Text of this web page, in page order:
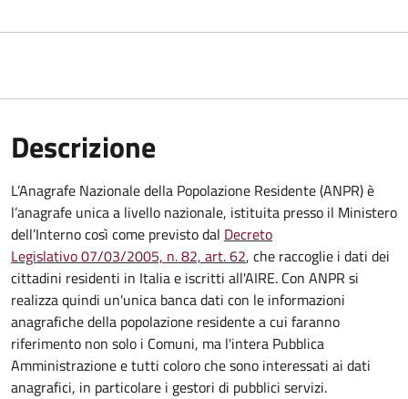
Descrizione
L’Anagrafe Nazionale della Popolazione Residente (ANPR) è
l’anagrafe unica a livello nazionale, istituita presso il Ministero
dell’Interno così come previsto dal Decreto
Legislativo 07/03/2005, n. 82, art. 62, che raccoglie i dati dei
cittadini residenti in Italia e iscritti all'AIRE. Con ANPR si
realizza quindi un'unica banca dati con le informazioni
anagrafiche della popolazione residente a cui faranno
riferimento non solo i Comuni, ma l'intera Pubblica
Amministrazione e tutti coloro che sono interessati ai dati
anagrafici, in particolare i gestori di pubblici servizi.